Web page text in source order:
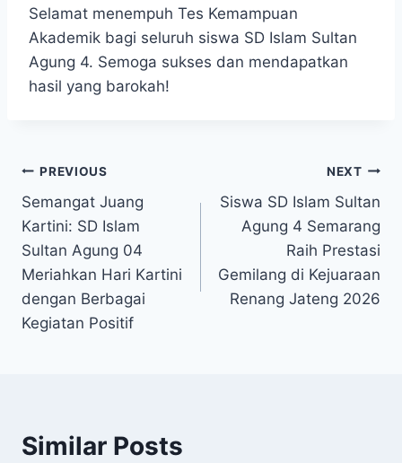
Selamat menempuh Tes Kemampuan
Akademik bagi seluruh siswa SD Islam Sultan
Agung 4. Semoga sukses dan mendapatkan
hasil yang barokah!
Navigasi
pos
PREVIOUS
Semangat Juang
Kartini: SD Islam
Sultan Agung 04
Meriahkan Hari Kartini
dengan Berbagai
Kegiatan Positif
NEXT
Siswa SD Islam Sultan
Agung 4 Semarang
Raih Prestasi
Gemilang di Kejuaraan
Renang Jateng 2026
Similar Posts